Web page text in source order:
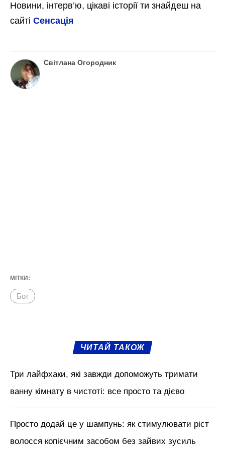
Новини, інтерв’ю, цікаві історії ти знайдеш на
сайті Сенсація
Світлана Огородник
МІТКИ:
Бог
ЧИТАЙ ТАКОЖ
Три лайфхаки, які завжди допоможуть тримати
ванну кімнату в чистоті: все просто та дієво
Просто додай це у шампунь: як стимулювати ріст
волосся копієчним засобом без зайвих зусиль